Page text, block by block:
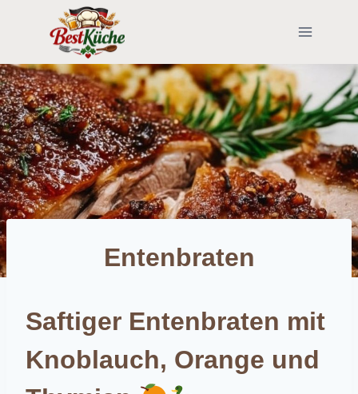
Entenbraten
Saftiger Entenbraten mit
Knoblauch, Orange und